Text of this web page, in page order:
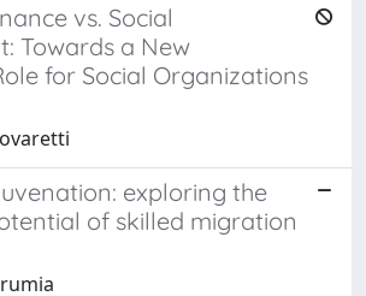
vs. Social
Towards a New
for Social Organizations
exploring the
of skilled migration